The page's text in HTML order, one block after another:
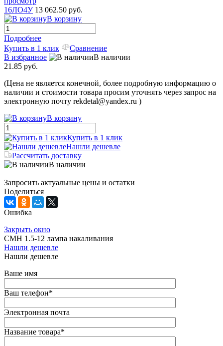
16ЛО4У 13 062.50 руб.
В корзину
Подробнее
Купить в 1 клик
Сравнение
В избранное
В наличии
21.85 руб.
(Цена не является конечной, более подробную информацию о
наличии и стоимости товара просим уточнять через запрос на
электронную почту rekdetal@yandex.ru )
В корзину
Купить в 1 клик
Нашли дешевле
Рассчитать доставку
В наличии
Запросить актуальные цены и остатки
Поделиться
Ошибка
Закрыть окно
СМН 1.5-12 лампа накаливания
Нашли дешевле
Нашли дешевле
Ваше имя
Ваш телефон*
Электронная почта
Название товара*